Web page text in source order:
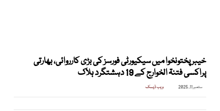
خیبر پختونخوا میں سیکیورٹی فورسز کی بڑی کارروائی، بھارتی
پراکسی فتنۃ الخوارج کے 19 دہشتگرد ہلاک
ستمبر 11, 2025 ویب ڈیسک